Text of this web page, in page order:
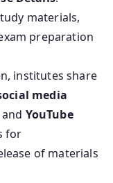
materials,
preparation
institutes share
media
YouTube
for
of materials